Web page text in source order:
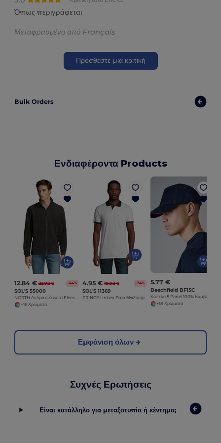
Όπως περιγράφεται
Μεταφρασμένο από Français
Προσθέστε μια κριτική
Bulk Orders
Ενδιαφέροντα Products
12.84 € 22.92 € -44%
SOL'S 55000
+16 Χρώματα
4.95 € 18.92 € -74%
SOL'S 11369
PRINCE Unisex Polo Μπλούζα
5.77 €
Beechfield BF15C
Καπέλο 5 Panel 100% Βαμβάκι
+18 Χρώματα
Εμφάνιση όλων
Συχνές Ερωτήσεις
Είναι κατάλληλο για μεταξοτυπία ή κέντημα;